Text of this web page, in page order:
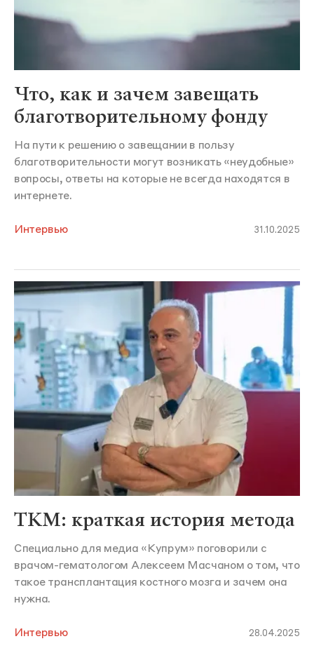
Что, как и зачем завещать
благотворительному фонду
На пути к решению о завещании в пользу
благотворительности могут возникать «неудобные»
вопросы, ответы на которые не всегда находятся в
интернете.
Интервью 31.10.2025
ТКМ: краткая история метода
Специально для медиа «Купрум» поговорили с
врачом-гематологом Алексеем Масчаном о том, что
такое трансплантация костного мозга и зачем она
нужна.
Интервью 28.04.2025